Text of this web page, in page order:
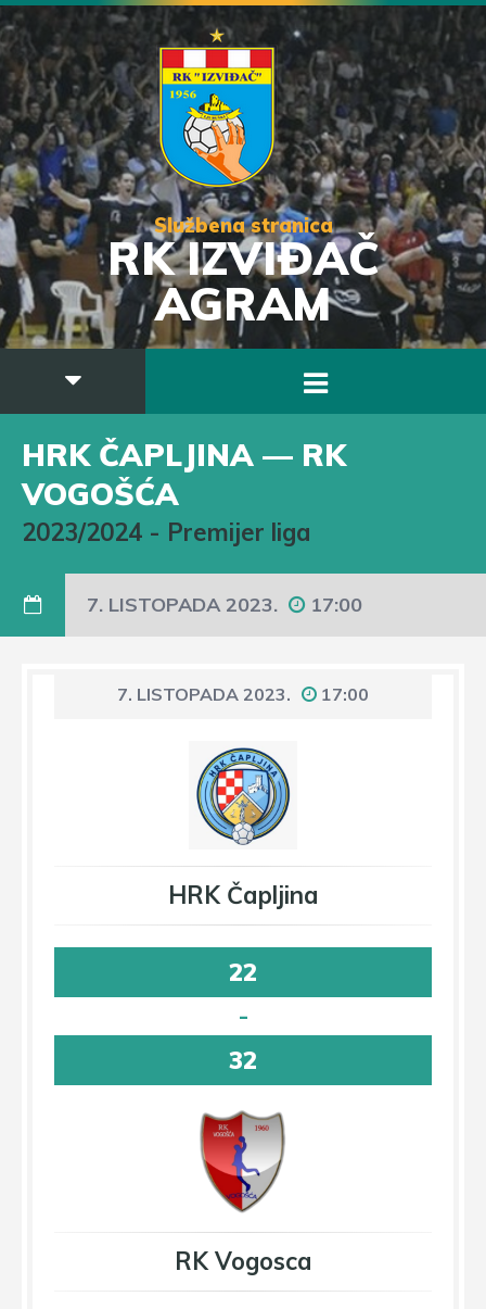
Službena stranica
RK IZVIĐAČ
AGRAM
HRK ČAPLJINA — RK
VOGOŠĆA
2023/2024 - Premijer liga
7. LISTOPADA 2023. 17:00
7. LISTOPADA 2023. 17:00
HRK Čapljina
22
-
32
RK Vogosca